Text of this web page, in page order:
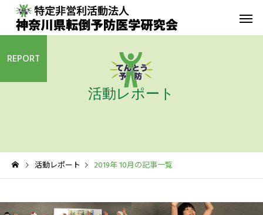
その他の活動
2023年間活動報告
青葉GoGoクラブ
活動レポート
REPORT
活動レポート 2019年 10月の記事一覧